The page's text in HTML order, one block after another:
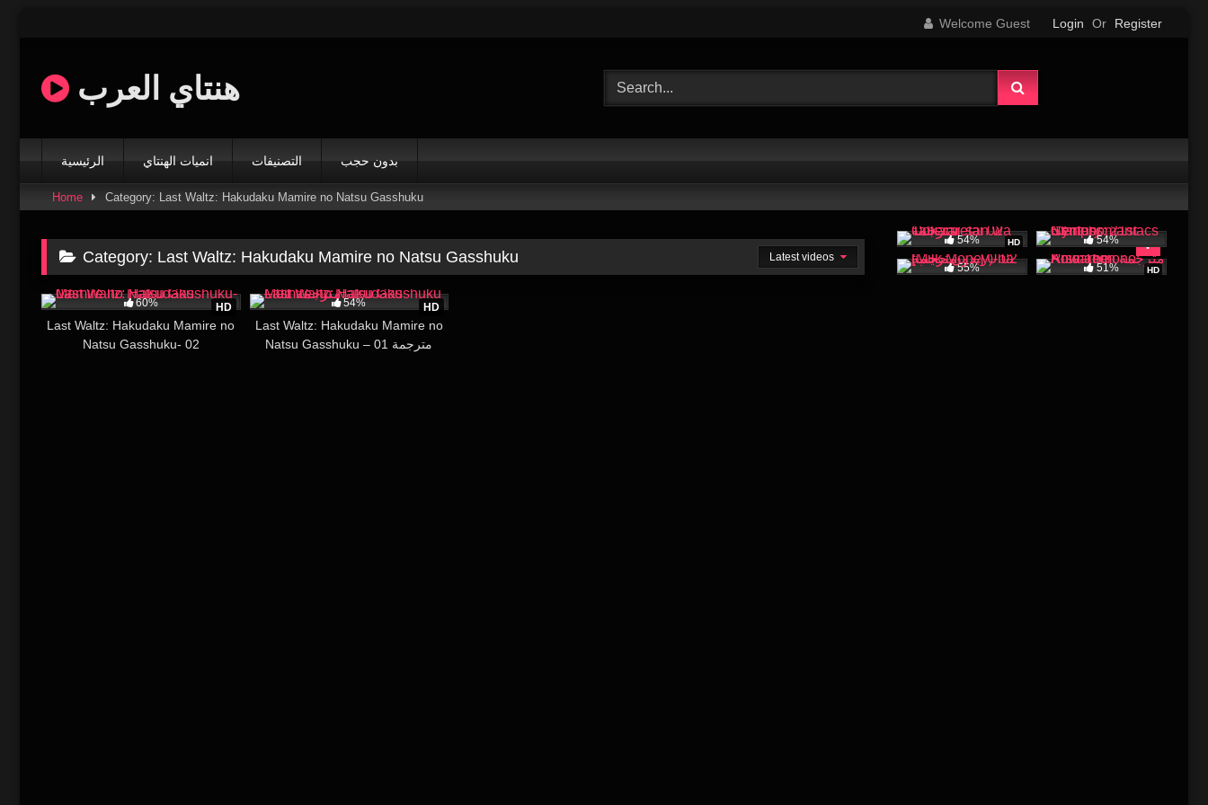
Welcome Guest Login Or Register
هنتاي العرب
الرئيسية انميات الهنتاي التصنيفات بدون حجب
Home Category: Last Waltz: Hakudaku Mamire no Natsu Gasshuku
Category: Last Waltz: Hakudaku Mamire no Natsu Gasshuku Latest videos
HD
60%
Last Waltz: Hakudaku Mamire no
Natsu Gasshuku- 02
HD
54%
Last Waltz: Hakudaku Mamire no
Natsu Gasshuku – 01 مترجمة
HD
54% 54%
55% HD
51%